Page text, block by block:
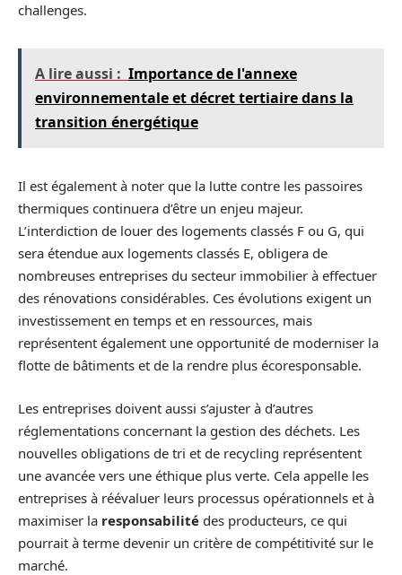
challenges.
A lire aussi : Importance de l'annexe
environnementale et décret tertiaire dans la
transition énergétique
Il est également à noter que la lutte contre les passoires
thermiques continuera d’être un enjeu majeur.
L’interdiction de louer des logements classés F ou G, qui
sera étendue aux logements classés E, obligera de
nombreuses entreprises du secteur immobilier à effectuer
des rénovations considérables. Ces évolutions exigent un
investissement en temps et en ressources, mais
représentent également une opportunité de moderniser la
flotte de bâtiments et de la rendre plus écoresponsable.
Les entreprises doivent aussi s’ajuster à d’autres
réglementations concernant la gestion des déchets. Les
nouvelles obligations de tri et de recycling représentent
une avancée vers une éthique plus verte. Cela appelle les
entreprises à réévaluer leurs processus opérationnels et à
maximiser la responsabilité des producteurs, ce qui
pourrait à terme devenir un critère de compétitivité sur le
marché.